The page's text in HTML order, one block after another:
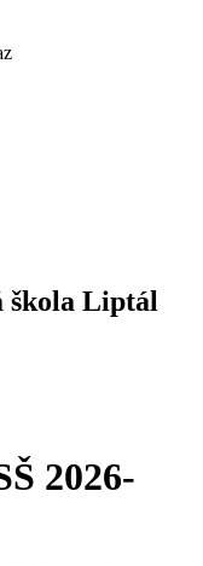
škola Liptál
2026-